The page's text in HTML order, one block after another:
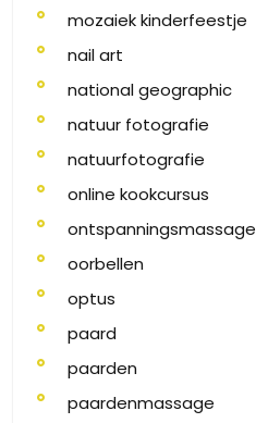
mozaiek kinderfeestje
nail art
national geographic
natuur fotografie
natuurfotografie
online kookcursus
ontspanningsmassage
oorbellen
optus
paard
paarden
paardenmassage